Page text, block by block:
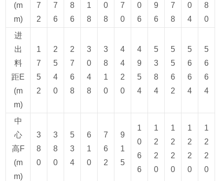
(m
m)
7
2
7
6
8
6
1
8
0
8
7
0
0
6
9
6
7
8
0
4
8
0
进
出
料
距E
(m
m)
1
7
5
2
2
5
4
0
2
7
6
8
3
0
4
8
3
8
1
0
4
4
2
0
4
9
5
4
5
3
8
4
5
5
6
2
5
6
6
4
5
6
6
4
中
心
高F
(m
m)
3
8
0
3
8
0
5
3
4
6
1
0
7
6
2
9
1
5
1
0
6
6
1
2
2
0
1
2
2
0
1
2
2
0
1
2
2
0